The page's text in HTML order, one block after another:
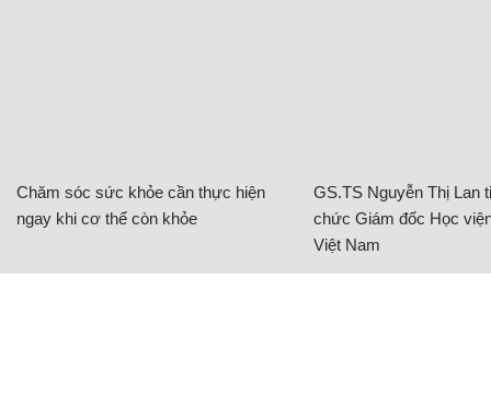
Chăm sóc sức khỏe cần thực hiện
ngay khi cơ thể còn khỏe
GS.TS Nguyễn Thị Lan
chức Giám đốc Học
Việt Nam